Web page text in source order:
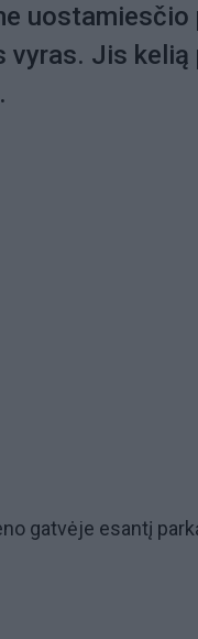
uostamiesčio
vyras. Jis
gatvėje esantį